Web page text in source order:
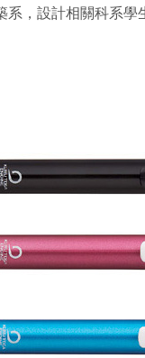
，設計相關科系學